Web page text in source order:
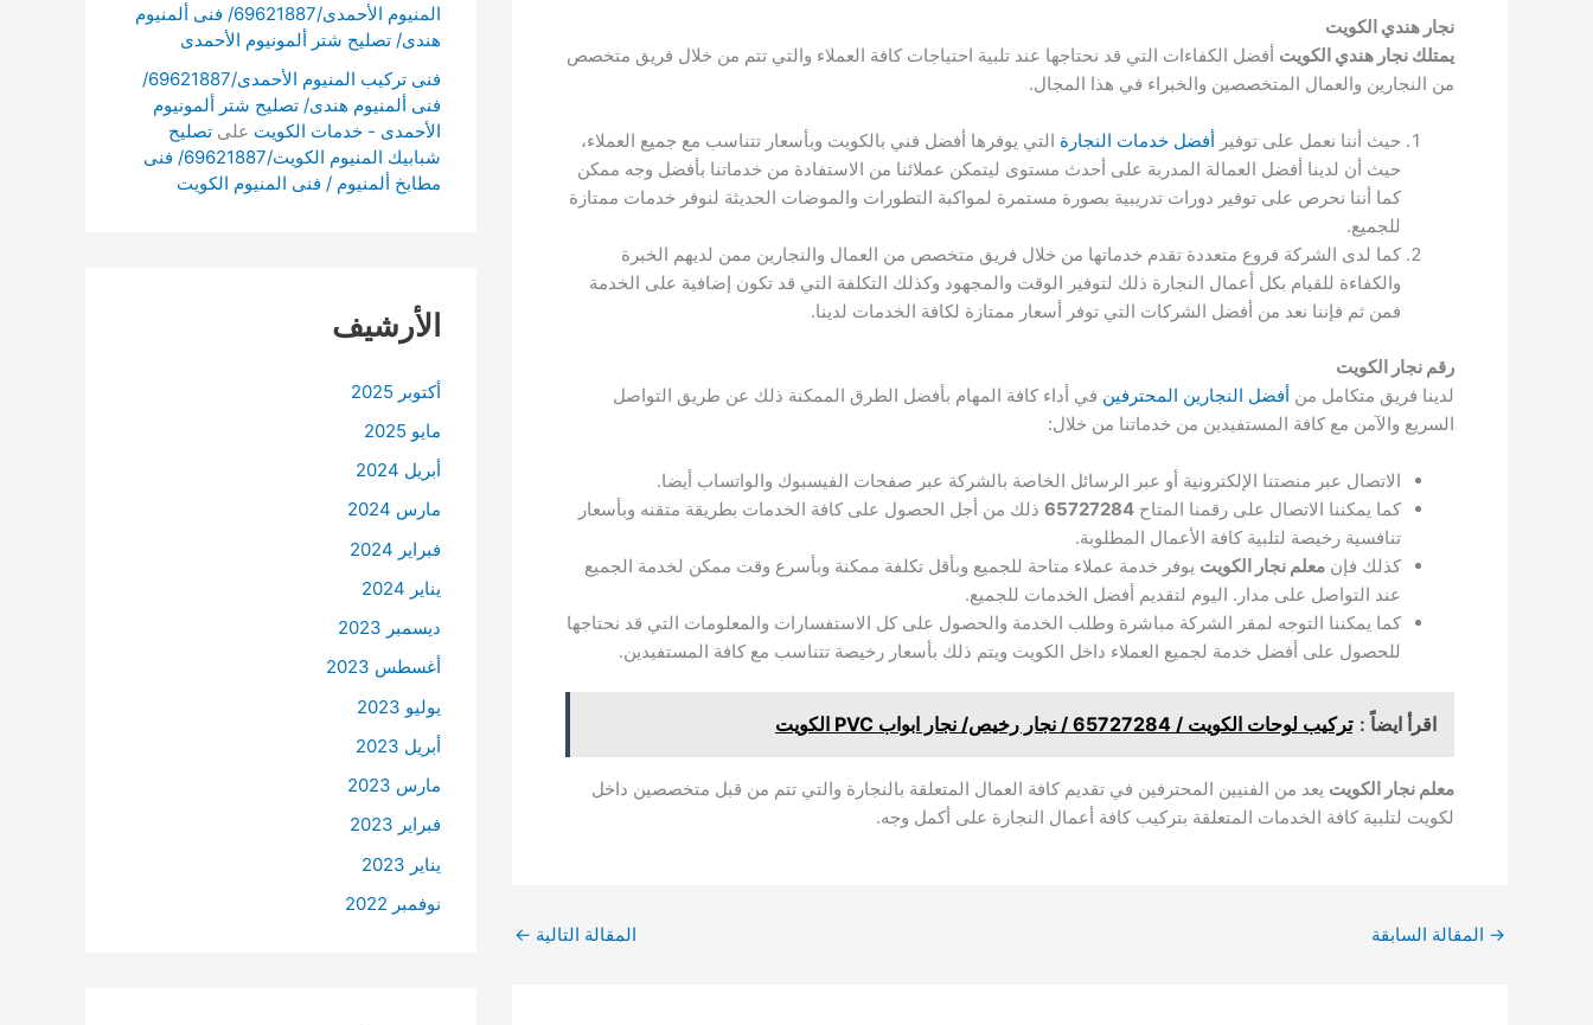
نجار هندي الكويت
يمتلك نجار هندي الكويت أفضل الكفاءات التي قد نحتاجها عند تلبية احتياجات كافة العملاء والتي تتم من خلال فريق متخصص
من النجارين والعمال المتخصصين والخبراء في هذا المجال.
حيث أننا نعمل على توفير أفضل خدمات النجارة التي يوفرها أفضل فني بالكويت وبأسعار تتناسب مع جميع العملاء،
حيث أن لدينا أفضل العمالة المدربة على أحدث مستوى ليتمكن عملائنا من الاستفادة من خدماتنا بأفضل وجه ممكن
كما أننا نحرص على توفير دورات تدريبية بصورة مستمرة لمواكبة التطورات والموضات الحديثة لنوفر خدمات ممتازة
للجميع.
كما لدى الشركة فروع متعددة تقدم خدماتها من خلال فريق متخصص من العمال والنجارين ممن لديهم الخبرة
والكفاءة للقيام بكل أعمال النجارة ذلك لتوفير الوقت والمجهود وكذلك التكلفة التي قد تكون إضافية على الخدمة
فمن ثم فإننا نعد من أفضل الشركات التي توفر أسعار ممتازة لكافة الخدمات لدينا.
رقم نجار الكويت
لدينا فريق متكامل من أفضل النجارين المحترفين في أداء كافة المهام بأفضل الطرق الممكنة ذلك عن طريق التواصل
السريع والآمن مع كافة المستفيدين من خدماتنا من خلال:
الاتصال عبر منصتنا الإلكترونية أو عبر الرسائل الخاصة بالشركة عبر صفحات الفيسبوك والواتساب أيضا.
كما يمكننا الاتصال على رقمنا المتاح 65727284 ذلك من أجل الحصول على كافة الخدمات بطريقة متقنه وبأسعار
تنافسية رخيصة لتلبية كافة الأعمال المطلوبة.
كذلك فإن معلم نجار الكويت يوفر خدمة عملاء متاحة للجميع وبأقل تكلفة ممكنة وبأسرع وقت ممكن لخدمة الجميع
عند التواصل على مدار. اليوم لتقديم أفضل الخدمات للجميع.
كما يمكننا التوجه لمقر الشركة مباشرة وطلب الخدمة والحصول على كل الاستفسارات والمعلومات التي قد نحتاجها
للحصول على أفضل خدمة لجميع العملاء داخل الكويت ويتم ذلك بأسعار رخيصة تتناسب مع كافة المستفيدين.
اقرأ ايضاً : تركيب لوحات الكويت / 65727284 / نجار رخيص/ نجار ابواب PVC الكويت
معلم نجار الكويت يعد من الفنيين المحترفين في تقديم كافة العمال المتعلقة بالنجارة والتي تتم من قبل متخصصين داخل
لكويت لتلبية كافة الخدمات المتعلقة بتركيب كافة أعمال النجارة على أكمل وجه.
→ المقالة السابقة المقالة التالية ←
المنيوم الأحمدى/69621887/ فنى ألمنيوم
هندى/ تصليح شتر ألمونيوم الأحمدى
فنى تركيب المنيوم الأحمدى/69621887/
فنى ألمنيوم هندى/ تصليح شتر ألمونيوم
الأحمدى - خدمات الكويت على تصليح
شبابيك المنيوم الكويت/69621887/ فنى
مطابخ ألمنيوم / فنى المنيوم الكويت
الأرشيف
أكتوبر 2025
مايو 2025
أبريل 2024
مارس 2024
فبراير 2024
يناير 2024
ديسمبر 2023
أغسطس 2023
يوليو 2023
أبريل 2023
مارس 2023
فبراير 2023
يناير 2023
نوفمبر 2022